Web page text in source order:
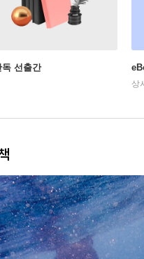
선출간
상